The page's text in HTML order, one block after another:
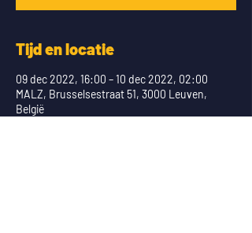
Tijd en locatie
09 dec 2022, 16:00 – 10 dec 2022, 02:00
MALZ, Brusselsestraat 51, 3000 Leuven,
België